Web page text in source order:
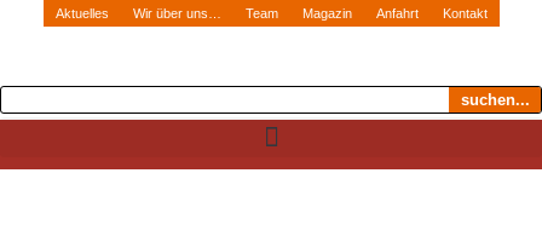
Aktuelles Wir über uns… Team Magazin Anfahrt Kontakt
suchen...